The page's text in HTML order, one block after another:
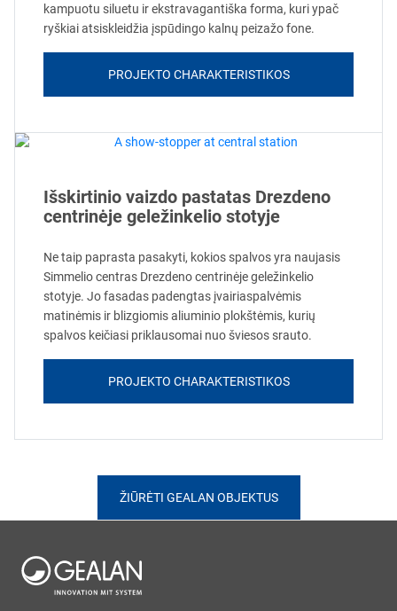
kampuotu siluetu ir ekstravagantiška forma, kuri ypač
ryškiai atsiskleidžia įspūdingo kalnų peizažo fone.
PROJEKTO CHARAKTERISTIKOS
Išskirtinio vaizdo pastatas Drezdeno
centrinėje geležinkelio stotyje
Ne taip paprasta pasakyti, kokios spalvos yra naujasis
Simmelio centras Drezdeno centrinėje geležinkelio
stotyje. Jo fasadas padengtas įvairiaspalvėmis
matinėmis ir blizgiomis aliuminio plokštėmis, kurių
spalvos keičiasi priklausomai nuo šviesos srauto.
PROJEKTO CHARAKTERISTIKOS
ŽIŪRĖTI GEALAN OBJEKTUS